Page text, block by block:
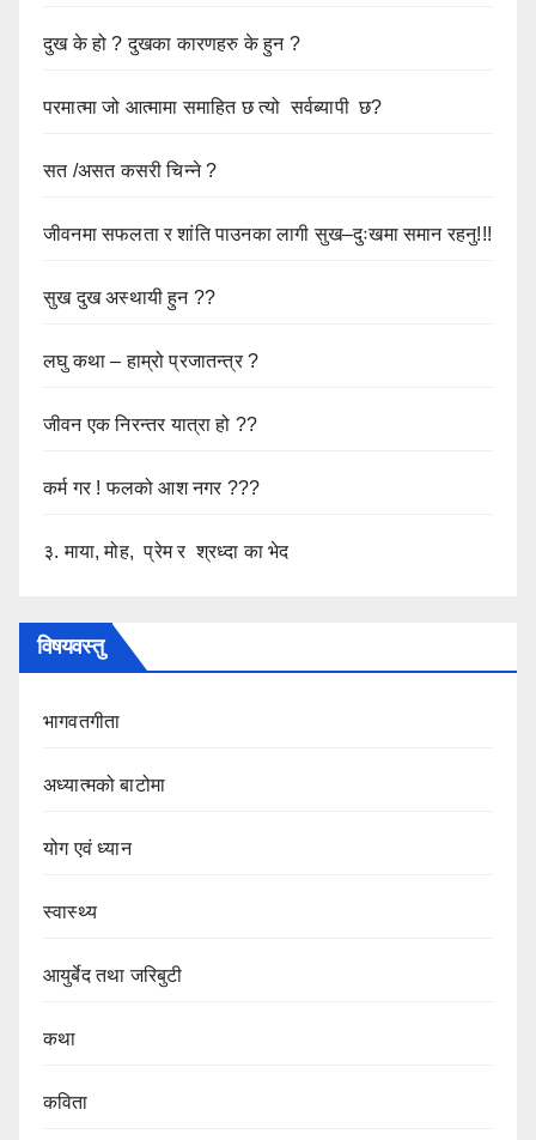
दुख के हो ? दुखका कारणहरु के हुन ?
परमात्मा जो आत्मामा समाहित छ त्यो सर्वब्यापी छ?
सत /असत कसरी चिन्ने ?
जीवनमा सफलता र शांति पाउनका लागी सुख–दुःखमा समान रहनु!!!
सुख दुख अस्थायी हुन ??
लघु कथा – हाम्रो प्रजातन्त्र ?
जीवन एक निरन्तर यात्रा हो ??
कर्म गर ! फलको आश नगर ???
३. माया, मोह, प्रेम र श्रध्दा का भेद
विषयवस्तु
भागवतगीता
अध्यात्मको बाटोमा
योग एवं ध्यान
स्वास्थ्य
आयुर्बेद तथा जरिबुटी
कथा
कविता